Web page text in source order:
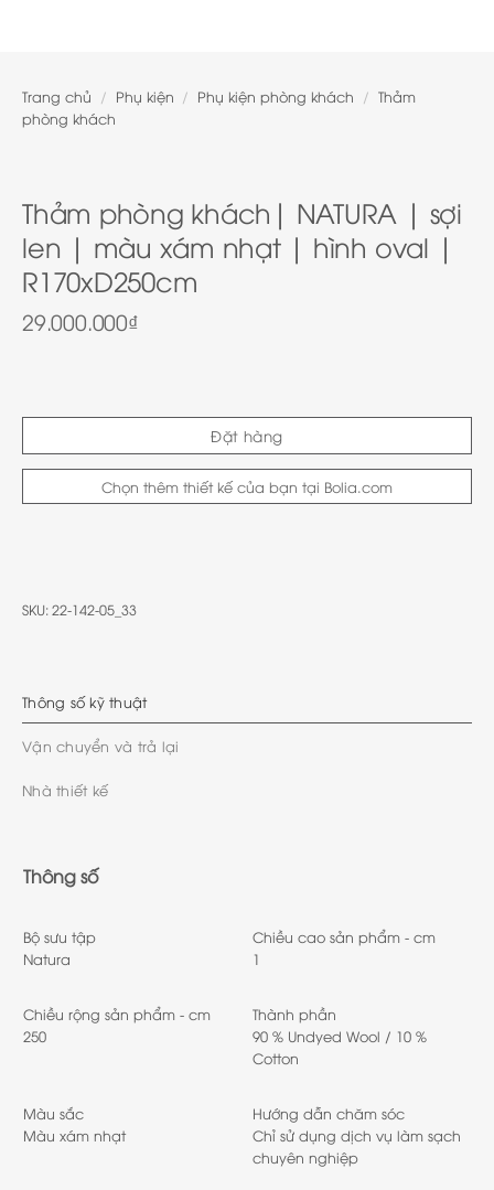
Trang chủ / Phụ kiện / Phụ kiện phòng khách / Thảm
phòng khách
Thảm phòng khách| NATURA | sợi
len | màu xám nhạt | hình oval |
R170xD250cm
29.000.000₫
Đặt hàng
Chọn thêm thiết kế của bạn tại Bolia.com
SKU:22-142-05_33
Thông số kỹ thuật
Vận chuyển và trả lại
Nhà thiết kế
Thông số
Bộ sưu tập
Natura
Chiều cao sản phẩm - cm
1
Chiều rộng sản phẩm - cm
250
Thành phần
90 % Undyed Wool / 10 %
Cotton
Màu sắc
Màu xám nhạt
Hướng dẫn chăm sóc
Chỉ sử dụng dịch vụ làm sạch
chuyên nghiệp